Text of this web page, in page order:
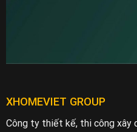
XHOMEVIET GROUP
Công ty thiết kế, thi công xây